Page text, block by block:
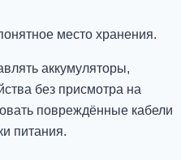
место хранения.
аккумуляторы,
без присмотра на
повреждённые кабели
питания.